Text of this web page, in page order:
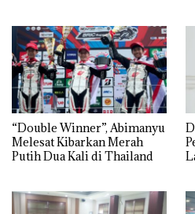
“Double Winner”, Abimanyu
Melesat Kibarkan Merah
Putih Dua Kali di Thailand